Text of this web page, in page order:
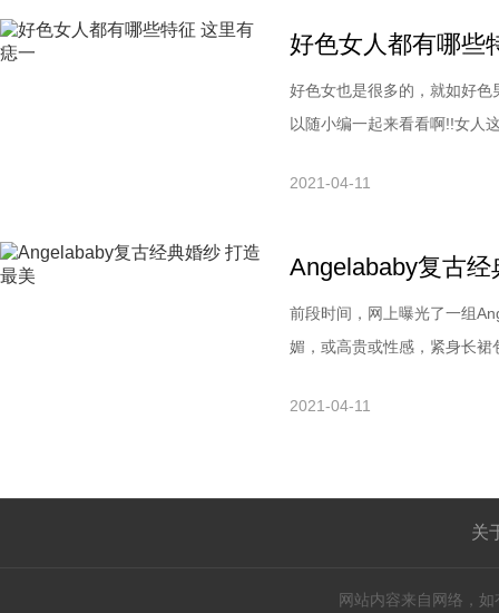
好色女人都有哪些
好色女也是很多的，就如好
以随小编一起来看看啊!!女人
系。2、下唇有痣藏匿于心会
2021-04-11
Angelababy复古
前段时间，网上曝光了一组
媚，或高贵或性感，紧身长
强迫自己。她还表示自己常自
2021-04-11
关
网站内容来自网络，